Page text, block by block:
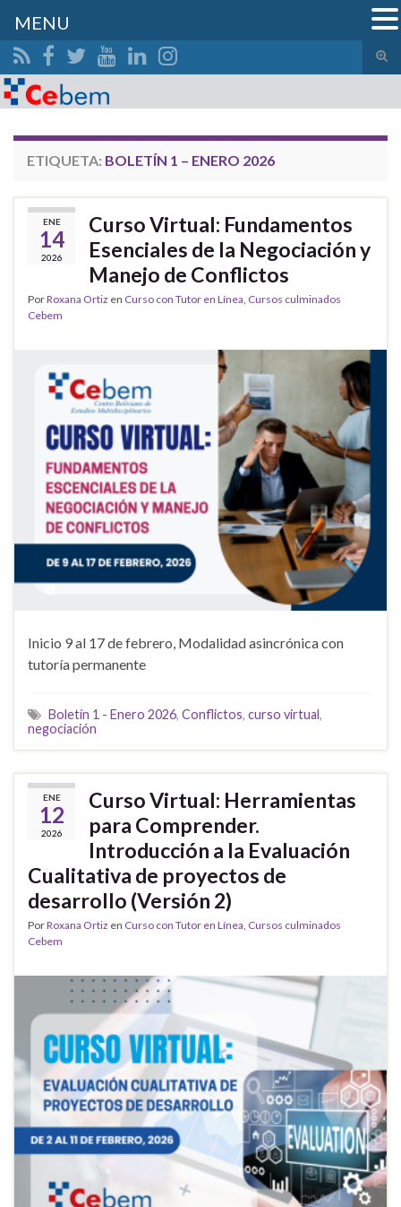
el
Search for:
ETIQUETA: BOLETÍN 1 – ENERO 2026
ENE
14
2026
Curso Virtual: Fundamentos
Esenciales de la Negociación y
Manejo de Conflictos
PorRoxana Ortiz en Curso con Tutor en Línea, Cursos culminados
Cebem
Inicio 9 al 17 de febrero, Modalidad asincrónica con
tutoría permanente
Boletín 1 - Enero 2026, Conflictos, curso virtual ,
negociación
ENE
12
2026
Curso Virtual: Herramientas
para Comprender.
Introducción a la Evaluación
Cualitativa de proyectos de
desarrollo (Versión 2)
PorRoxana Ortiz en Curso con Tutor en Línea, Cursos culminados
Cebem
MENU